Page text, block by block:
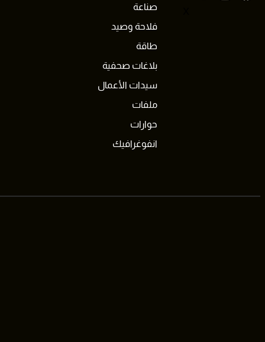
صناعة
فلاحة وصيد
طاقة
بلاغات صحفية
سيدات الأعمال
ملفات
حوارات
انفوغرافيك